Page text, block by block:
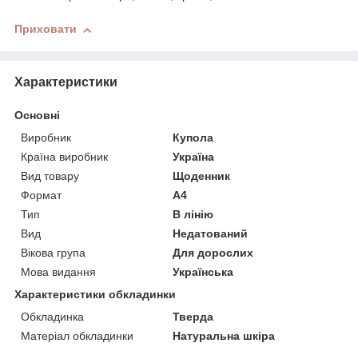
Приховати
Характеристики
Основні
Виробник
Купола
Країна виробник
Україна
Вид товару
Щоденник
Формат
A4
Тип
В лінію
Вид
Недатований
Вікова група
Для дорослих
Мова видання
Українська
Характеристики обкладинки
Обкладинка
Тверда
Матеріал обкладинки
Натуральна шкіра